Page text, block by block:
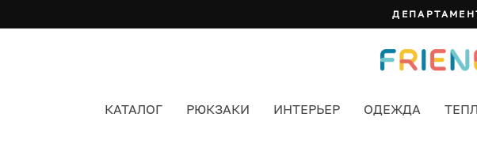
КАТАЛОГ РЮКЗАКИ ИНТЕРЬЕР ОДЕЖДА